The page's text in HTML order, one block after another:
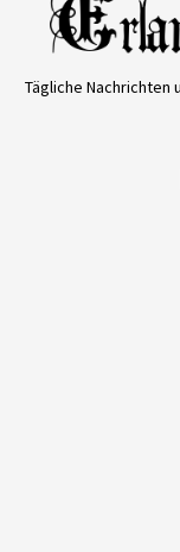
Tägliche Nachrichten